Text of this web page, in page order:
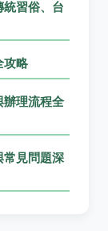
習俗、台
攻略
辦理流程全
常見問題深